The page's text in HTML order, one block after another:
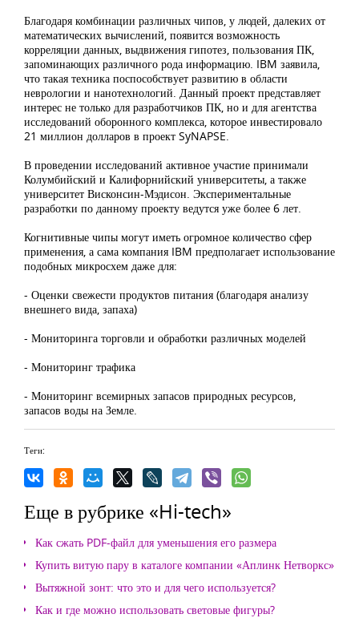
Благодаря комбинации различных чипов, у людей, далеких от
математических вычислений, появится возможность
корреляции данных, выдвижения гипотез, пользования ПК,
запоминающих различного рода информацию. IBM заявила,
что такая техника поспособствует развитию в области
неврологии и нанотехнологий. Данный проект представляет
интерес не только для разработчиков ПК, но и для агентства
исследований оборонного комплекса, которое инвестировало
21 миллион долларов в проект SyNAPSE.
В проведении исследований активное участие принимали
Колумбийский и Калифорнийский университеты, а также
университет Висконсин-Мэдисон. Экспериментальные
разработки по данному проекту ведутся уже более 6 лет.
Когнитивные чипы могут иметь огромное количество сфер
применения, а сама компания IBM предполагает использование
подобных микросхем даже для:
- Оценки свежести продуктов питания (благодаря анализу
внешнего вида, запаха)
- Мониторинга торговли и обработки различных моделей
- Мониторинг трафика
- Мониторинг всемирных запасов природных ресурсов,
запасов воды на Земле.
Теги:
Еще в рубрике «Hi-tech»
Как сжать PDF-файл для уменьшения его размера
Купить витую пару в каталоге компании «Аплинк Нетворкс»
Вытяжной зонт: что это и для чего используется?
Как и где можно использовать световые фигуры?